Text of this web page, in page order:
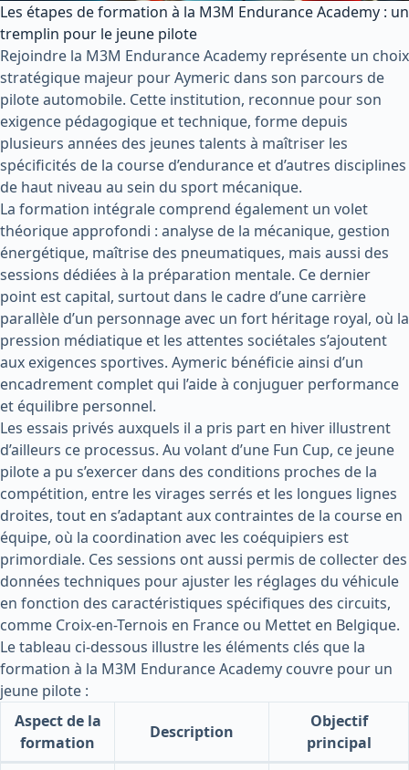
Les étapes de formation à la M3M Endurance Academy : un
tremplin pour le jeune pilote
Rejoindre la M3M Endurance Academy représente un choix
stratégique majeur pour Aymeric dans son parcours de
pilote automobile. Cette institution, reconnue pour son
exigence pédagogique et technique, forme depuis
plusieurs années des jeunes talents à maîtriser les
spécificités de la course d’endurance et d’autres disciplines
de haut niveau au sein du sport mécanique.
La formation intégrale comprend également un volet
théorique approfondi : analyse de la mécanique, gestion
énergétique, maîtrise des pneumatiques, mais aussi des
sessions dédiées à la préparation mentale. Ce dernier
point est capital, surtout dans le cadre d’une carrière
parallèle d’un personnage avec un fort héritage royal, où la
pression médiatique et les attentes sociétales s’ajoutent
aux exigences sportives. Aymeric bénéficie ainsi d’un
encadrement complet qui l’aide à conjuguer performance
et équilibre personnel.
Les essais privés auxquels il a pris part en hiver illustrent
d’ailleurs ce processus. Au volant d’une Fun Cup, ce jeune
pilote a pu s’exercer dans des conditions proches de la
compétition, entre les virages serrés et les longues lignes
droites, tout en s’adaptant aux contraintes de la course en
équipe, où la coordination avec les coéquipiers est
primordiale. Ces sessions ont aussi permis de collecter des
données techniques pour ajuster les réglages du véhicule
en fonction des caractéristiques spécifiques des circuits,
comme Croix-en-Ternois en France ou Mettet en Belgique.
Le tableau ci-dessous illustre les éléments clés que la
formation à la M3M Endurance Academy couvre pour un
jeune pilote :
Aspect de la
formation
Description
Objectif
principal